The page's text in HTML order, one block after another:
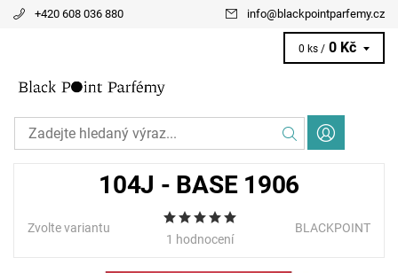
+420 608 036 880 info@ blackpointparfemy.cz
0 ks / 0 Kč
104J - BASE 1906
Zvolte variantu
1 hodnocení
BLACKPOINT